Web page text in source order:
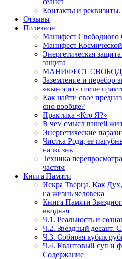
сеанса
Контакты и
Отзывы
Полезное
Манифест Свободного
Манифест
Энергетическая
защита
МАНИФЕСТ
Заземление и перебор
«выносит» после
Как найти свое
оно вообще?
Практика «Кто Я?»
В чем смысл вашей
Энергетические
Чистка Рода, ее
на жизнь
Техника
частям
Книга Памяти
Искра Творца. Как
на жизнь человека
Книга Памяти
вводная
Ч.1. Реальность и
Ч.2. Звездный десант.
Ч.3. Собирая кубик
Ч.4. Квантовый суп и
Содержание